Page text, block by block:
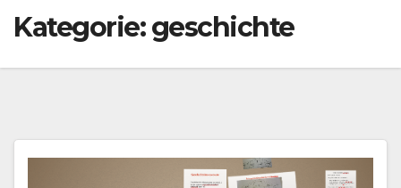
Kategorie:geschichte